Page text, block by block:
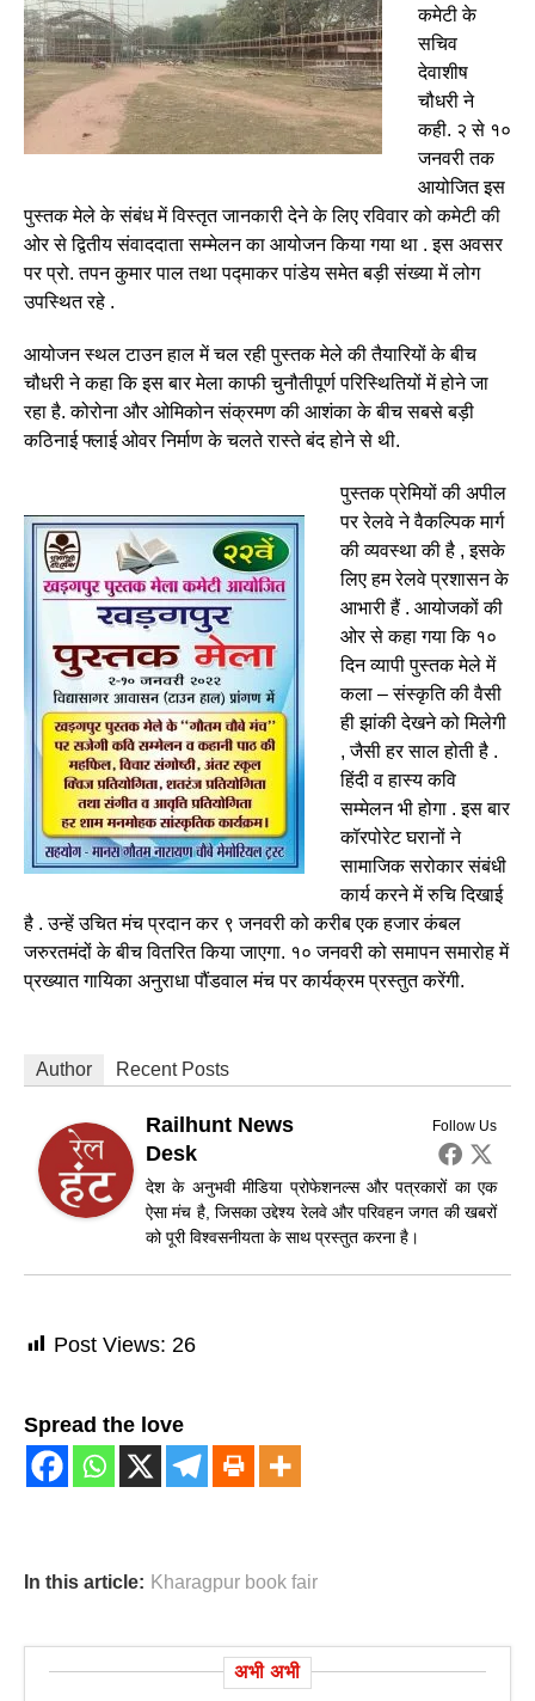
कमेटी के
सचिव
देवाशीष
चौधरी ने
कही. २ से १०
जनवरी तक
आयोजित इस
पुस्तक मेले के संबंध में विस्तृत जानकारी देने के लिए रविवार को कमेटी की
ओर से द्वितीय संवाददाता सम्मेलन का आयोजन किया गया था . इस अवसर
पर प्रो. तपन कुमार पाल तथा पद्माकर पांडेय समेत बड़ी संख्या में लोग
उपस्थित रहे .
आयोजन स्थल टाउन हाल में चल रही पुस्तक मेले की तैयारियों के बीच
चौधरी ने कहा कि इस बार मेला काफी चुनौतीपूर्ण परिस्थितियों में होने जा
रहा है. कोरोना और ओमिकोन संक्रमण की आशंका के बीच सबसे बड़ी
कठिनाई फ्लाई ओवर निर्माण के चलते रास्ते बंद होने से थी.
पुस्तक प्रेमियों की अपील
पर रेलवे ने वैकल्पिक मार्ग
की व्यवस्था की है , इसके
लिए हम रेलवे प्रशासन के
आभारी हैं . आयोजकों की
ओर से कहा गया कि १०
दिन व्यापी पुस्तक मेले में
कला – संस्कृति की वैसी
ही झांकी देखने को मिलेगी
, जैसी हर साल होती है .
हिंदी व हास्य कवि
सम्मेलन भी होगा . इस बार
कॉरपोरेट घरानों ने
सामाजिक सरोकार संबंधी
कार्य करने में रुचि दिखाई
है . उन्हें उचित मंच प्रदान कर ९ जनवरी को करीब एक हजार कंबल
जरुरतमंदों के बीच वितरित किया जाएगा. १० जनवरी को समापन समारोह में
प्रख्यात गायिका अनुराधा पौंडवाल मंच पर कार्यक्रम प्रस्तुत करेंगी.
Author Recent Posts
Follow Us
Railhunt News
Desk
देश के अनुभवी मीडिया प्रोफेशनल्स और पत्रकारों का एक
ऐसा मंच है, जिसका उद्देश्य रेलवे और परिवहन जगत की खबरों
को पूरी विश्वसनीयता के साथ प्रस्तुत करना है।
Post Views: 26
Spread the love
In this article: Kharagpur book fair
अभी अभी